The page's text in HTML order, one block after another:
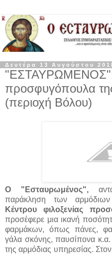
Δευτέρα 13 Αυγούστου
"ΕΣΤΑΥΡΩΜΕΝΟΣ":
προσφυγόπουλα
(περιοχή Βόλου)
Ο "Εσταυρωμένος",
παράκληση των
Κέντρου φιλοξενίας
προσέφερε μια ικανή
φαρμάκων, όπως πάνες,
γάλα σκόνης, παυσίπονα
της αρμόδιας υπηρεσίας.